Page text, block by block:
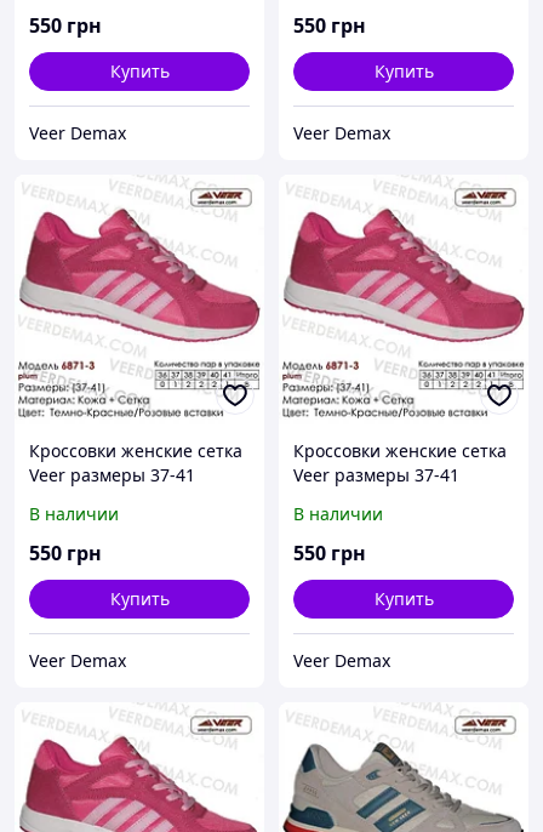
550 грн
Купить
Veer Demax
550 грн
Купить
Veer Demax
Кроссовки женские сетка
Veer размеры 37-41
24.5 см)
В наличии
550 грн
Купить
Veer Demax
Кроссовки женские сетка
Veer размеры 37-41
25.5 см)
В наличии
550 грн
Купить
Veer Demax